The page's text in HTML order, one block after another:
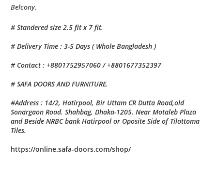
Belcony.
# Standered size 2.5 fit x 7 fit.
# Delivery Time : 3-5 Days ( Whole Bangladesh )
# Contact : +8801752957060 / +8801677352397
# SAFA DOORS AND FURNITURE.
#Address : 14/2, Hatirpool, Bir Uttam CR Dutta Road,old
Sonargaon Road. Shahbag, Dhaka-1205. Near Motaleb Plaza
and Beside NRBC bank Hatirpool or Oposite Side of Tilottoma
Tiles.
https://online.safa-doors.com/shop/